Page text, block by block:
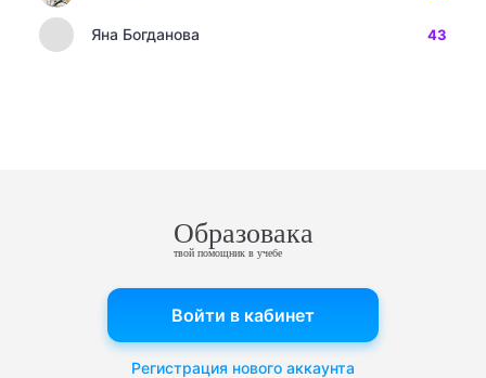
Яна Богданова 43
Образовака
твой помощник в учебе
Войти в кабинет
Регистрация нового аккаунта